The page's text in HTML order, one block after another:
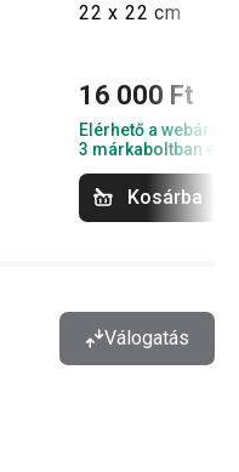
22 x 22 cm
16 000 Ft
Elérhető a
3 márkaboltban
Kosárba
Válogatás